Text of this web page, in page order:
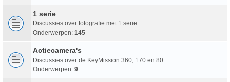
1 serie
Discussies over fotografie met 1 serie.
Onderwerpen: 145
Actiecamera's
Discussies over de KeyMission 360, 170 en 80
Onderwerpen: 9